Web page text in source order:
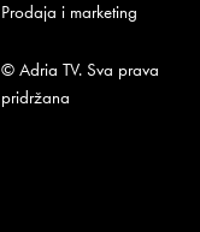
Prodaja i marketing
© Adria TV. Sva prava
pridržana